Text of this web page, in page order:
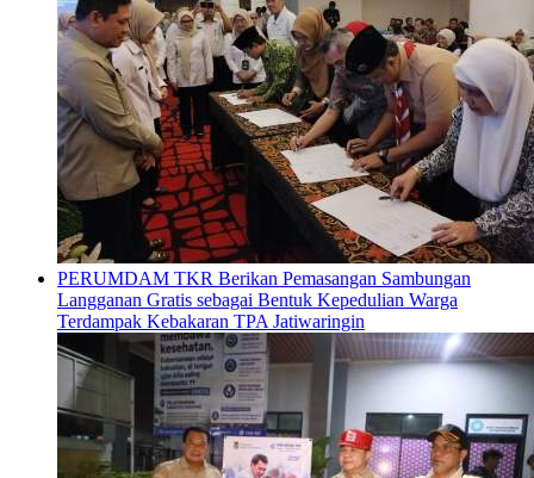
PERUMDAM TKR Berikan Pemasangan Sambungan
Langganan Gratis sebagai Bentuk Kepedulian Warga
Terdampak Kebakaran TPA Jatiwaringin